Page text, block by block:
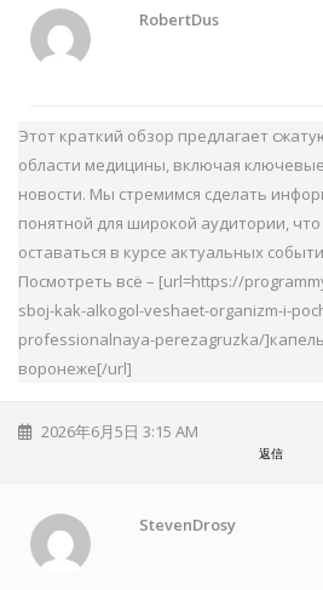
RobertDus
Этот краткий обзор предлагает
области медицины, включая
новости. Мы стремимся сделать
понятной для широкой аудитории,
оставаться в курсе актуальных
Посмотреть всё – [url=https://
sboj-kak-alkogol-veshaet-organizm-i-
professionalnaya-perezagruzka/
воронеже[/url]
2026年6月5日 3:15 AM
返信
StevenDrosy